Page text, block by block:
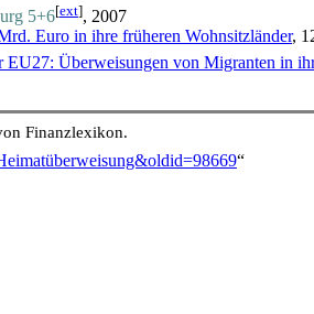
5+6[ext], 2007
Euro in ihre früheren Wohnsitzländer,
Überweisungen von Migranten in
Finanzlexikon.
“